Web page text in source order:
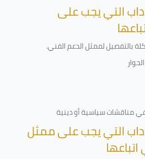
التي يجب على
بالتفصيل لممثل الدعم الفني.
مناقشات سياسية أو دينية
التي يجب على ممثل